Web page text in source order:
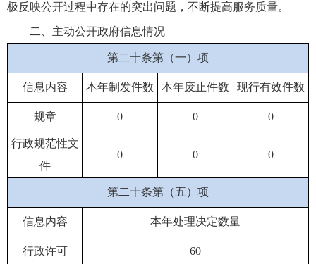
极反映公开过程中存在的突出问题，不断提高服务质量。
二、主动公开政府信息情况
第二十条第（一）项
信息内容 本年制发件数 本年废止件数 现行有效件数
规章 0 0 0
行政规范性文
件
0 0 0
第二十条第（五）项
信息内容 本年处理决定数量
行政许可 60